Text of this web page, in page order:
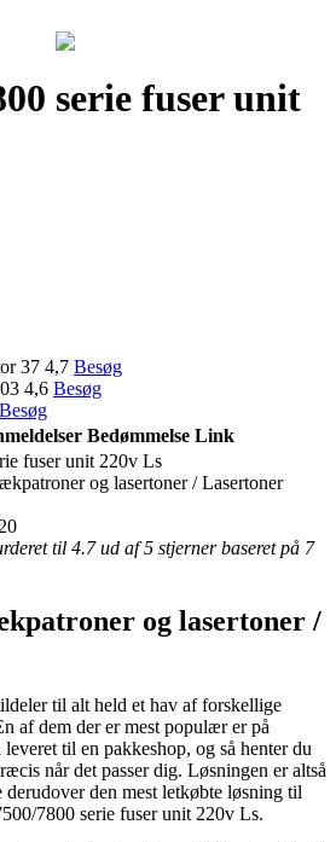
serie fuser unit
37 4,7 Besøg
4,6 Besøg
Besøg
Bedømmelse Link
fuser unit 220v Ls
og lasertoner / Lasertoner
til 4.7 ud af 5 stjerner baseret på 7
og lasertoner /
til alt held et hav af forskellige
af dem der er mest populær er på
til en pakkeshop, og så henter du
når det passer dig. Løsningen er altså
den mest letkøbte løsning til
7800 serie fuser unit 220v Ls.